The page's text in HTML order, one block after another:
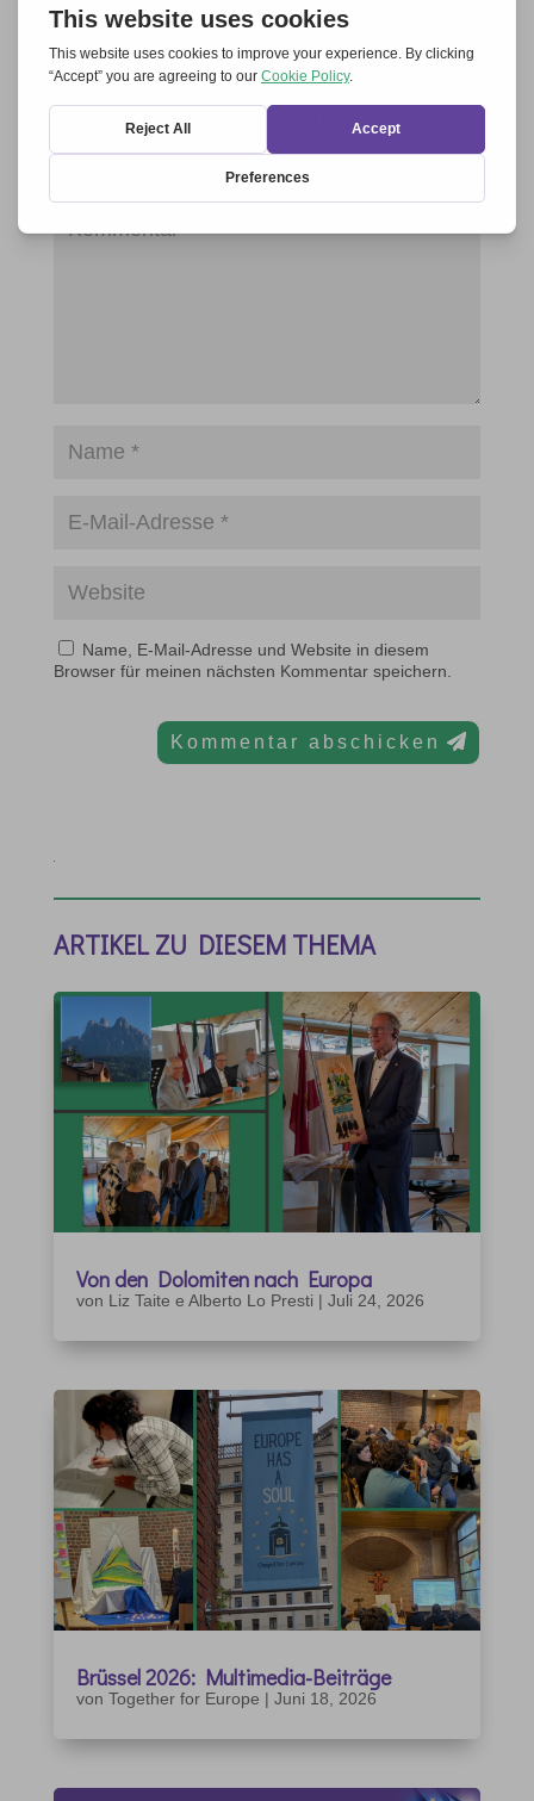
Einen Kommentar abschicken
Deine E-Mail-Adresse wird nicht veröffentlicht.
Erforderliche Felder sind mit*markiert
Name, E-Mail-Adresse und Website in diesem
Browser für meinen nächsten Kommentar speichern.
Kommentar abschicken
ARTIKEL ZU DIESEM THEMA
Von den Dolomiten nach Europa
von Liz Taite e Alberto Lo Presti | Juli 24, 2026
Brüssel 2026: Multimedia-Beiträge
von Together for Europe | Juni 18, 2026